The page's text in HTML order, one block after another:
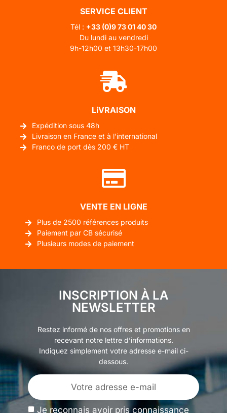
SERVICE CLIENT
Tél : +33 (0)9 73 01 40 30
Du lundi au vendredi
9h-12h00 et 13h30-17h00
LiVRAISON
Expédition sous 48h
Livraison en France et à l'international
Franco de port dès 200 € HT
VENTE EN LIGNE
Plus de 2500 références produits
Paiement par CB sécurisé
Plusieurs modes de paiement
INSCRIPTION À LA
NEWSLETTER
Restez informé de nos offres et promotions en
recevant notre lettre d’informations.
Indiquez simplement votre adresse e-mail ci-
dessous.
Je reconnais avoir pris connaissance